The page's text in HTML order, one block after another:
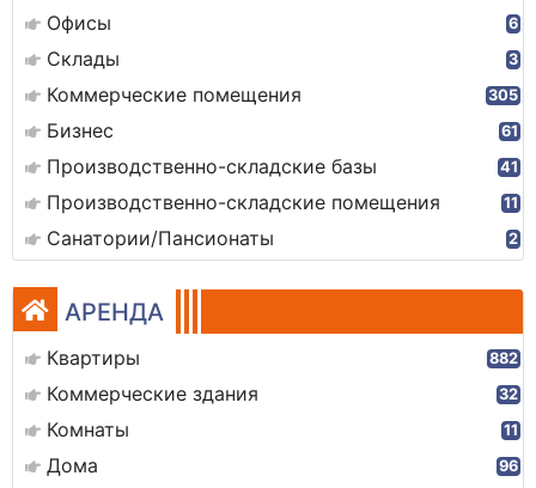
Офисы 6
Склады 3
Коммерческие помещения 305
Бизнес 61
Производственно-складские базы 41
Производственно-складские помещения 11
Санатории/Пансионаты 2
АРЕНДА
Квартиры 882
Коммерческие здания 32
Комнаты 11
Дома 96